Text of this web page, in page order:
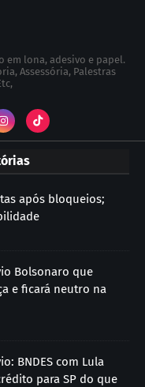
em lona, adesivo e papel.
Assessória, Palestras
após bloqueios;
Bolsonaro que
e ficará neutro na
BNDES com Lula
para SP do que